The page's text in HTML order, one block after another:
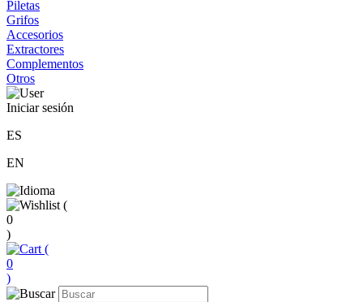
Piletas
Grifos
Accesorios
Extractores
Complementos
Otros
Iniciar sesión
ES
EN
(
0
)
(
0
)